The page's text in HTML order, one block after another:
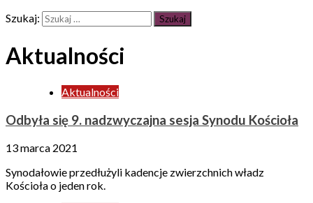
Szukaj:
Aktualności
Aktualności
Odbyła się 9. nadzwyczajna sesja Synodu Kościoła
13 marca 2021
Synodałowie przedłużyli kadencje zwierzchnich władz
Kościoła o jeden rok.